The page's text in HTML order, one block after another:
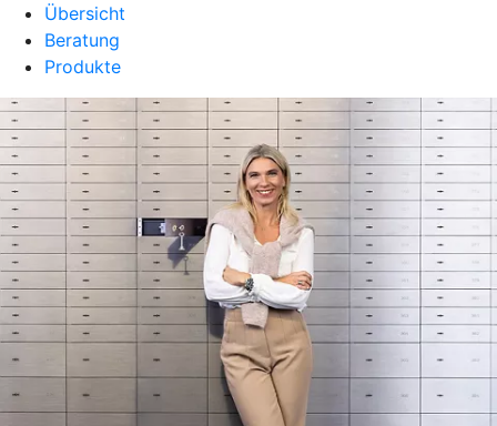
Übersicht
Beratung
Produkte